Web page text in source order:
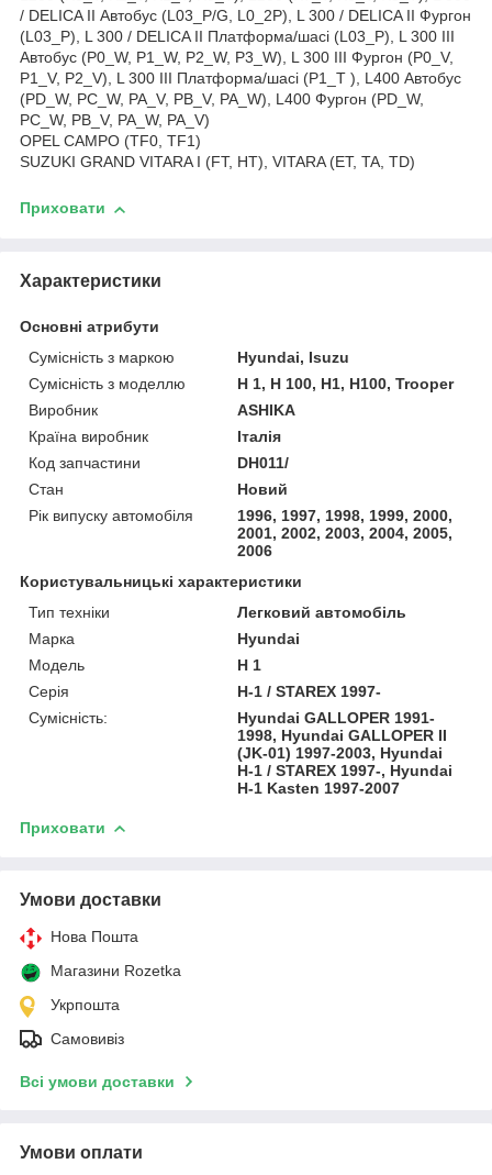
/ DELICA II Автобус (L03_P/G, L0_2P), L 300 / DELICA II Фургон
(L03_P), L 300 / DELICA II Платформа/шасі (L03_P), L 300 III
Автобус (P0_W, P1_W, P2_W, P3_W), L 300 III Фургон (P0_V,
P1_V, P2_V), L 300 III Платформа/шасі (P1_T ), L400 Автобус
(PD_W, PC_W, PA_V, PB_V, PA_W), L400 Фургон (PD_W,
PC_W, PB_V, PA_W, PA_V)
OPEL CAMPO (TF0, TF1)
SUZUKI GRAND VITARA I (FT, HT), VITARA (ET, TA, TD)
Приховати
Характеристики
Основні атрибути
Сумісність з маркою
Hyundai, Isuzu
Сумісність з моделлю
H 1, H 100, H1, H100, Trooper
Виробник
ASHIKA
Країна виробник
Італія
Код запчастини
DH011/
Стан
Новий
Рік випуску автомобіля
1996, 1997, 1998, 1999, 2000,
2001, 2002, 2003, 2004, 2005,
2006
Користувальницькі характеристики
Тип техніки
Легковий автомобіль
Марка
Hyundai
Модель
H 1
Серія
H-1 / STAREX 1997-
Сумісність:
Hyundai GALLOPER 1991-
1998, Hyundai GALLOPER II
(JK-01) 1997-2003, Hyundai
H-1 / STAREX 1997-, Hyundai
H-1 Kasten 1997-2007
Приховати
Умови доставки
Нова Пошта
Магазини Rozetka
Укрпошта
Самовивіз
Всі умови доставки
Умови оплати